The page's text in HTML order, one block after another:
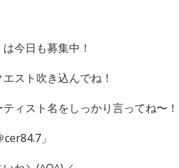
は今日も募集中！
スト吹き込んでね！
ィスト名をしっかり言ってね〜！
」